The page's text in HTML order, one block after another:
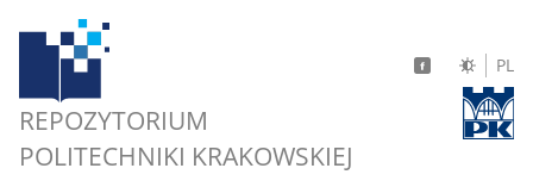
REPOZYTORIUM
POLITECHNIKI KRAKOWSKIEJ
PL